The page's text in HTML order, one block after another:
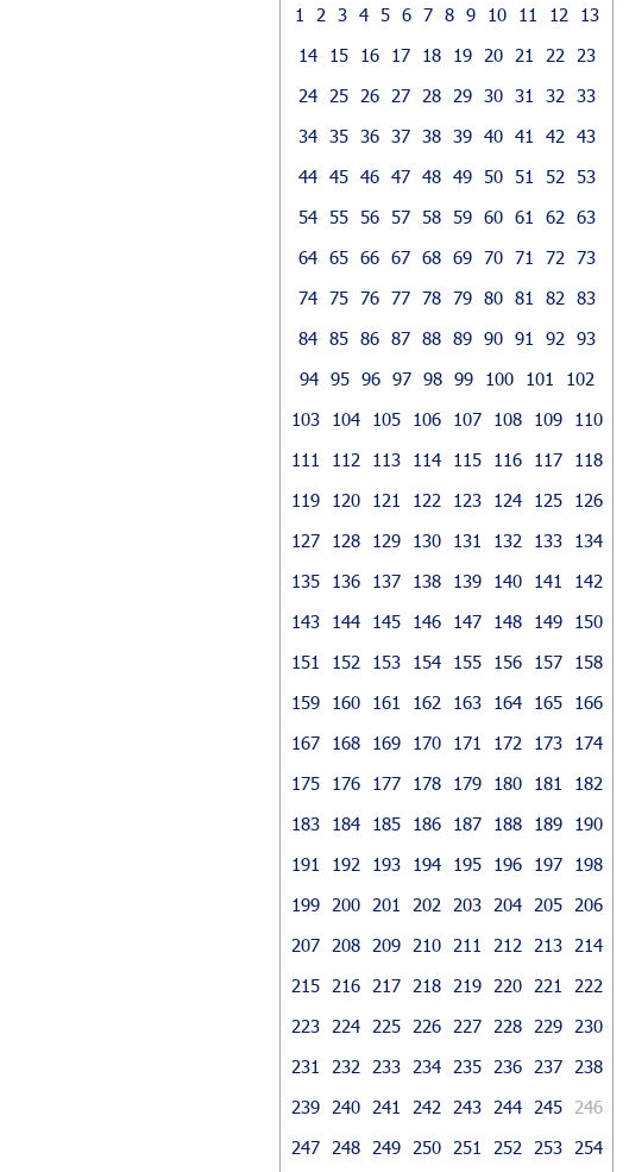
1 2 3 4 5 6 7 8 9 10 11 12
13
14
15 16 17 18 19 20 21 22
23
24
25 26 27 28 29 30 31 32
33
34 35 36 37 38 39 40 41 42
43
44 45 46 47 48 49 50 51 52
53
54 55 56 57 58 59 60 61 62
63
64 65 66 67 68 69 70 71 72
73
74 75 76 77 78 79 80 81 82
83
84 85 86 87 88 89 90 91 92
93
94 95 96 97 98 99 100 101
102
103
104 105 106 107 108 109
110
111
112 113 114 115 116 117
118
119
120 121 122 123 124 125
126
127
128 129 130 131 132 133
134
135
136 137 138 139 140 141
142
143
144 145 146 147 148 149
150
151
152 153 154 155 156 157
158
159
160 161 162 163 164 165
166
167
168 169 170 171 172 173
174
175
176 177 178 179 180 181
182
183
184 185 186 187 188 189
190
191
192 193 194 195 196 197
198
199
200 201 202 203 204 205
206
207
208 209 210 211 212 213
214
215
216 217 218 219 220 221
222
223
224 225 226 227 228 229
230
231
232 233 234 235 236 237
238
239
240 241 242 243 244 245
246
247
248 249 250 251 252 253 254